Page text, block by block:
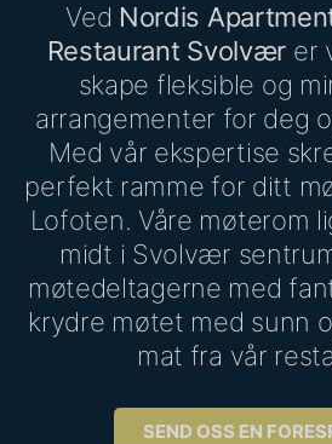
Ved Nordis
Restaurant Svolvær er
skape fleksible og
arrangementer for deg
Med vår ekspertise
perfekt ramme for ditt
Lofoten. Våre møterom
midt i Svolvær
møtedeltagerne med
krydre møtet med sunn
mat fra vår
SEND OSS EN